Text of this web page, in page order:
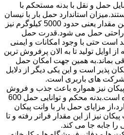
حمل و نقل با بدنه مستحکم با
استاندارد حمل بار با نیسان
2800 کیلو است اما دوبرابر این مقدار یعنی حدود 5000 کیلوگرم نیز
راحتی حمل می شود.قدرت حمل
است حتی با وجود امکانات و ایمنی
اوایل تولید تا به الان پرفروش ترین
بماند.به همین جهت امکان حمل
سنگین با زامیاد 24 امکان پذیر است و این یکی دیگر از دلایل
شرکت های باربری است.
نیز همواره باعث جذب و فروش
بالای این نوع وانت ایرانی بوده است.بدنه محکم و توانایی حمل 600
مزایای حمل بار با وانت پیکان
نیز از این مقدار فراتر رفته و تا
را جابه جا می کند.